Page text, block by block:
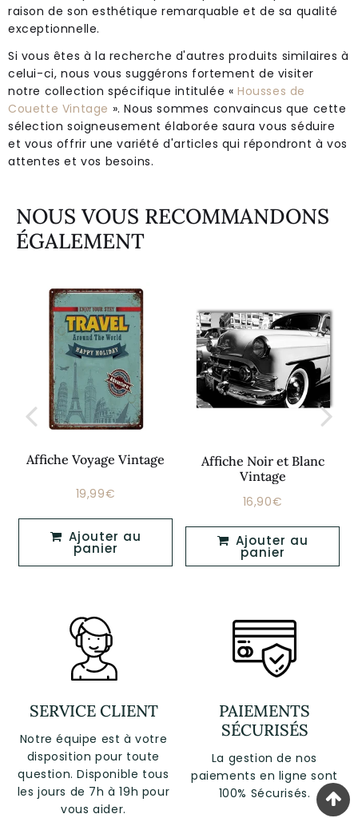
raison de son esthétique remarquable et de sa qualité
exceptionnelle.
Si vous êtes à la recherche d'autres produits similaires à
celui-ci, nous vous suggérons fortement de visiter
notre collection spécifique intitulée «Housses de
Couette Vintage ». Nous sommes convaincus que cette
sélection soigneusement élaborée saura vous séduire
et vous offrir une variété d'articles qui répondront à vos
attentes et vos besoins.
NOUS VOUS RECOMMANDONS
ÉGALEMENT
Affiche Voyage Vintage
Prix
19,99€
Ajouter au
panier
Affiche Noir et Blanc
Vintage
Prix
16,90€
panier
SERVICE CLIENT
Notre équipe est à votre
disposition pour toute
question. Disponible tous
les jours de 7h à 19h pour
vous aider.
PAIEMENTS
SÉCURISÉS
La gestion de nos
paiements en ligne sont
100% Sécurisés.